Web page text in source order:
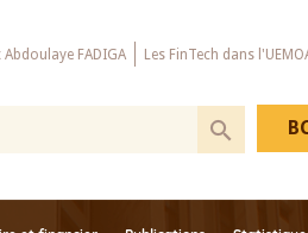
Abdoulaye FADIGA Les FinTech dans